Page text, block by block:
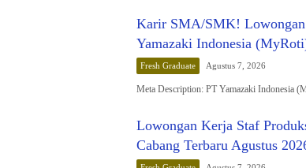
Karir SMA/SMK!
Yamazaki Indonesia
Fresh Graduate Agustus 7, 2026
Meta Description: PT Yamazaki Indonesia
Lowongan Kerja Staf
Cabang Terbaru Agustus